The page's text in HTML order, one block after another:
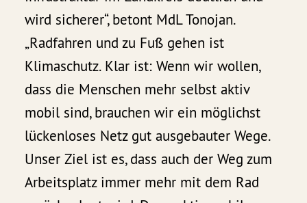
wird sicherer“, betont MdL Tonojan.
„Radfahren und zu Fuß gehen ist
Klimaschutz. Klar ist: Wenn wir wollen,
dass die Menschen mehr selbst aktiv
mobil sind, brauchen wir ein möglichst
lückenloses Netz gut ausgebauter Wege.
Unser Ziel ist es, dass auch der Weg zum
Arbeitsplatz immer mehr mit dem Rad